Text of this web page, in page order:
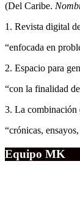
(Del Caribe.
1. Revista digital
“enfocada en
2. Espacio para
“con la finalidad
3. La combinación
“crónicas,
Equipo MK